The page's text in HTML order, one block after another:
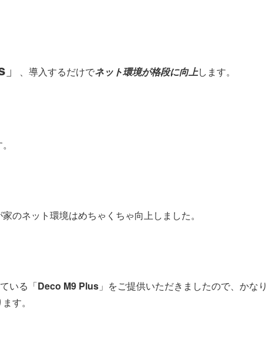
」 、導入するだけでネット環境が格段に向上します。
のネット環境はめちゃくちゃ向上しました。
いる「Deco M9 Plus 」をご提供いただきましたので、かなり
す。